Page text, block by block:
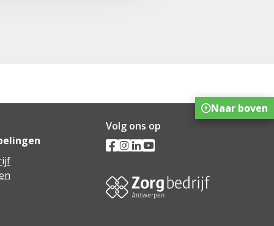
Volg ons op
Naar boven